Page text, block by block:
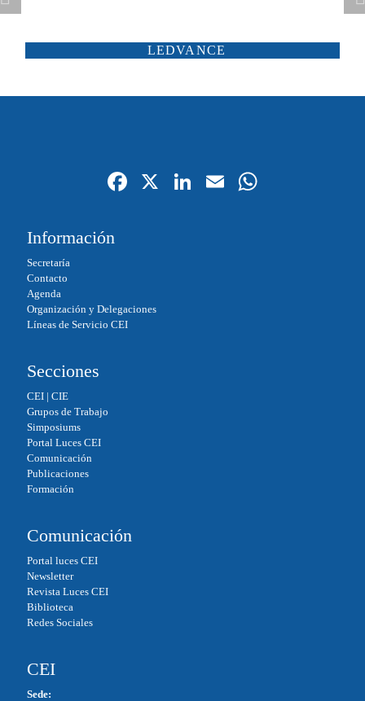
SALVI
ATP ILUMINACIÓN
CARANDINI
SCHRÉDER
SALTOKI
ILUMINIA
LEDVANCE
Fa
X
Li
E
Información
Secretaría
Contacto
Agenda
Organización y Delegaciones
Líneas de Servicio CEI
Secciones
CEI| CIE
Grupos de Trabajo
Simposiums
Portal Luces CEI
Comunicación
Publicaciones
Formación
Comunicación
Portal luces CEI
Newsletter
Revista Luces CEI
Biblioteca
Redes Sociales
CEI
Sede: